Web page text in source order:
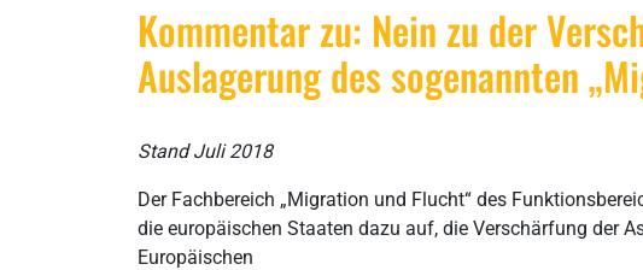
Kommentar zu: Nein zu der
Auslagerung des sogenannten
Stand Juli 2018
Der Fachbereich „Migration und Flucht“ des
die europäischen Staaten dazu auf, die Verschärfung der
Europäischen